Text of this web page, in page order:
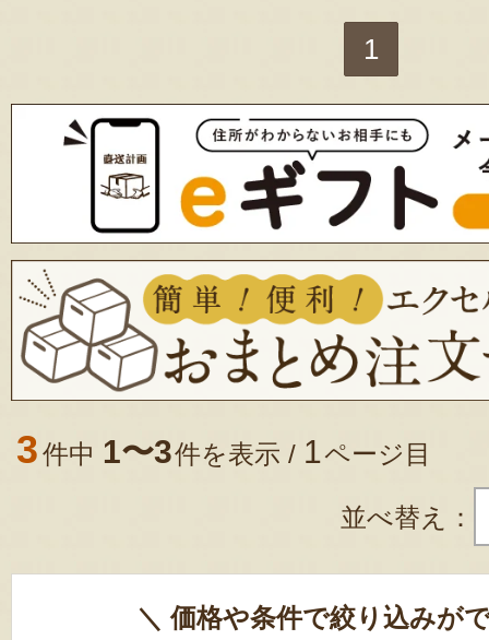
1
3件中 1〜3件を表示 / 1ページ目
並べ替え：
＼ 価格や条件で絞り込みが